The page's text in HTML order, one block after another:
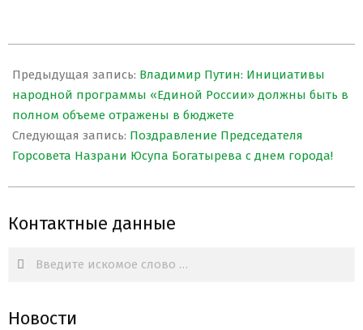
10-
15
Предыдущая запись: Владимир Путин: Инициативы
народной программы «Единой России» должны быть в
полном объеме отражены в бюджете
Следующая запись: Поздравление Председателя
Горсовета Назрани Юсупа Богатырева с днем города!
Контактные данные
Новости